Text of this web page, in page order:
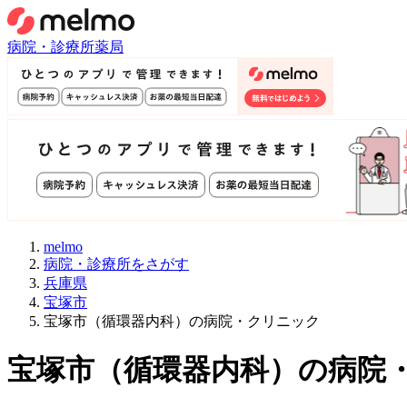
病院・診療所薬局
melmo
病院・診療所をさがす
兵庫県
宝塚市
宝塚市（循環器内科）の病院・クリニック
宝塚市 （循環器内科） の病院